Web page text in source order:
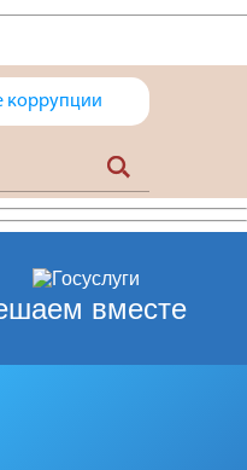
коррупции
вместе